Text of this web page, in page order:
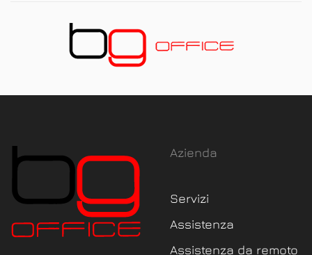
Azienda
Servizi
Assistenza
Assistenza da remoto